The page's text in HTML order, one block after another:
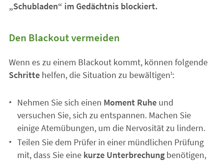
„Schubladen“ im Gedächtnis blockiert.
Den Blackout vermeiden
Wenn es zu einem Blackout kommt, können folgende
Schritte helfen, die Situation zu bewältigen1:
Nehmen Sie sich einen Moment Ruhe und
versuchen Sie, sich zu entspannen. Machen Sie
einige Atemübungen, um die Nervosität zu lindern.
Teilen Sie dem Prüfer in einer mündlichen Prüfung
mit, dass Sie eine kurze Unterbrechung benötigen,